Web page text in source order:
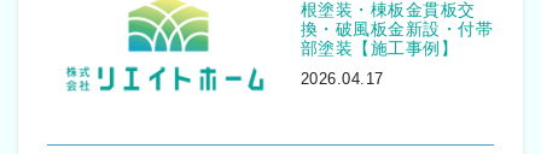
根塗装・棟板金貫板交
換・破風板金新設・付帯
部塗装【施工事例】
2026.04.17